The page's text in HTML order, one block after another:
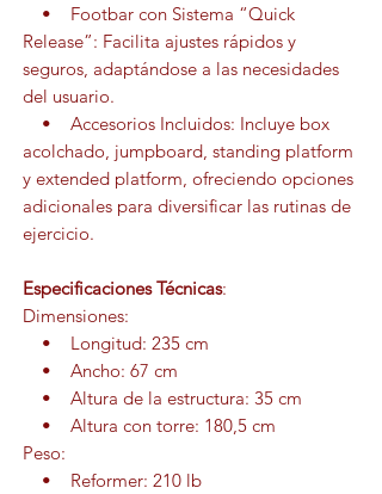
• Footbar con Sistema “Quick
Release”: Facilita ajustes rápidos y
seguros, adaptándose a las necesidades
del usuario.
• Accesorios Incluidos: Incluye box
acolchado, jumpboard, standing platform
y extended platform, ofreciendo opciones
adicionales para diversificar las rutinas de
ejercicio.
Especificaciones Técnicas:
Dimensiones:
• Longitud: 235 cm
• Ancho: 67 cm
• Altura de la estructura: 35 cm
• Altura con torre: 180,5 cm
Peso:
• Reformer: 210 lb